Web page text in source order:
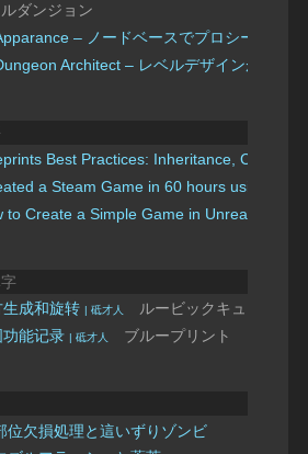
ダンジョン
– ノードベースでプロシージャ
Architect – レベルデザインが捗る
Best Practices: Inheritance,
a Steam Game in 60 hours using
to Create a Simple Game in Unreal
生成和旋转 | 砥才人 ルービックキューブ
功能记录 | 砥才人 ブループリント
位欠損処理と這いずりゾンビ